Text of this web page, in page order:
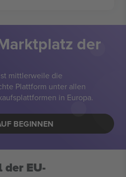
der
mittlerweile die
Plattform unter allen
in Europa.
BEGINNEN
der EU-